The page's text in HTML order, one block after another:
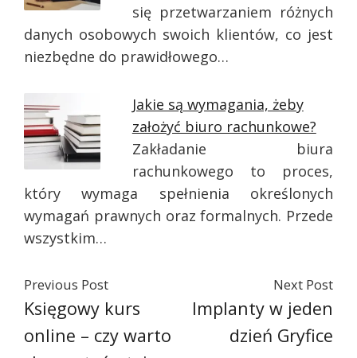
się przetwarzaniem różnych
danych osobowych swoich klientów, co jest
niezbędne do prawidłowego…
Jakie są wymagania, żeby
założyć biuro rachunkowe?
Zakładanie biura
rachunkowego to proces,
który wymaga spełnienia określonych
wymagań prawnych oraz formalnych. Przede
wszystkim…
Previous Post
Księgowy kurs
online – czy warto
Next Post
Implanty w jeden
dzień Gryfice